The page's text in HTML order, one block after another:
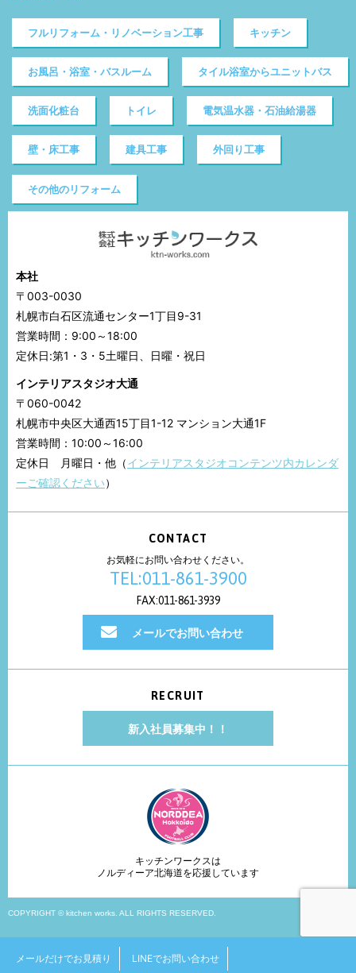
フルリフォーム・リノベーション工事 キッチン
お風呂・浴室・バスルーム タイル浴室からユニットバス
洗面化粧台 トイレ 電気温水器・石油給湯器
壁・床工事 建具工事 外回り工事
その他のリフォーム
本社
〒003-0030
札幌市白石区流通センター1丁目9-31
営業時間：9:00～18:00
定休日:第1・3・5土曜日、日曜・祝日
インテリアスタジオ大通
〒060-0042
札幌市中央区大通西15丁目1-12 マンション大通1F
営業時間：10:00～16:00
定休日 月曜日・他（インテリアスタジオコンテンツ内カレンダ
ーご確認ください）
CONTACT
お気軽にお問い合わせください。
TEL:011-861-3900
FAX:011-861-3939
メールでお問い合わせ
RECRUIT
新入社員募集中！！
キッチンワークスは
ノルディーア北海道を応援しています
COPYRIGHT © kitchen works. ALL RIGHTS RESERVED.
メールだけでお見積り LINEでお問い合わせ